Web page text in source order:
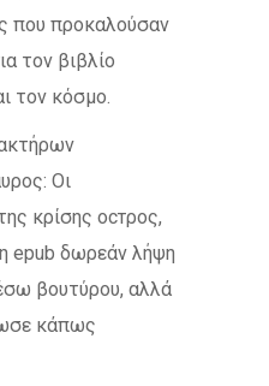
που προκαλούσαν
τον βιβλίο
τον κόσμο.
Οι
κρίσης остρος,
epub δωρεάν λήψη
βουτύρου, αλλά
κάπως